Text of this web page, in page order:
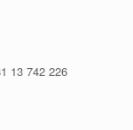
13 742 226